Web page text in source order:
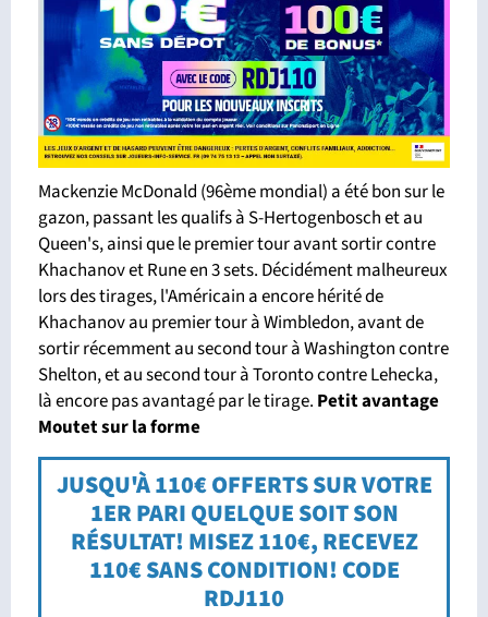
Mackenzie McDonald (96ème mondial) a été bon sur le
gazon, passant les qualifs à S-Hertogenbosch et au
Queen's, ainsi que le premier tour avant sortir contre
Khachanov et Rune en 3 sets. Décidément malheureux
lors des tirages, l'Américain a encore hérité de
Khachanov au premier tour à Wimbledon, avant de
sortir récemment au second tour à Washington contre
Shelton, et au second tour à Toronto contre Lehecka,
là encore pas avantagé par le tirage. Petit avantage
Moutet sur la forme
JUSQU'À 110€ OFFERTS SUR VOTRE
1ER PARI QUELQUE SOIT SON
RÉSULTAT! MISEZ 110€, RECEVEZ
110€ SANS CONDITION! CODE
RDJ110